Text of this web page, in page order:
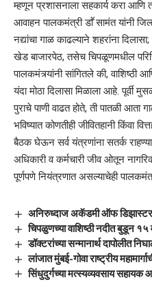
म्हणून प्रशासनाला सहकार्य करा आणि
आवाहन पालकमंत्री डाॕ सामंत यांनी
नद्यांचा गाळ काढल्याने शहरांना
खेड बाजारपेठ, तसेच चिपळूणमधील
पालकमंत्र्यांनी सांगितले की, वाशिष्ठी
यंदा मोठा दिलासा मिळाला आहे. पूर्वी
पुराचे पाणी वाढत होते, ती पातळी
भविष्यात कोणतीही जीवितहानी किंवा
बैठक घेऊन सर्व यंत्रणांना सतर्क
अधिकारी व कर्मचारी जीव ओतून
पूर्णपणे नियंत्रणात असल्याचेही
अनिरुध्दाज अकॅडमी ऑफ
चिपळुणच्या वाशिष्ठी नदीत बुडून १५
डॉक्टरांच्या सन्मानार्थ दापोलीत
लांजात मुंबई-गोवा राष्ट्रीय
सिंधुदुर्गच्या मत्स्यव्यवसाय सहायक